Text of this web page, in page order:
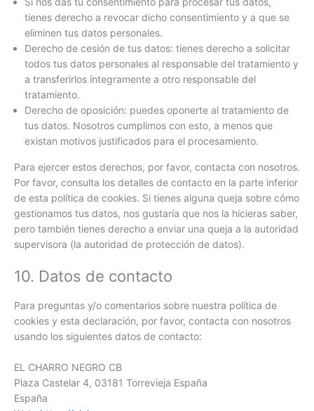
tienes derecho a revocar dicho consentimiento y a que se
eliminen tus datos personales.
Derecho de cesión de tus datos: tienes derecho a solicitar
todos tus datos personales al responsable del tratamiento y
a transferirlos íntegramente a otro responsable del
tratamiento.
Derecho de oposición: puedes oponerte al tratamiento de
tus datos. Nosotros cumplimos con esto, a menos que
existan motivos justificados para el procesamiento.
Para ejercer estos derechos, por favor, contacta con nosotros.
Por favor, consulta los detalles de contacto en la parte inferior
de esta política de cookies. Si tienes alguna queja sobre cómo
gestionamos tus datos, nos gustaría que nos la hicieras saber,
pero también tienes derecho a enviar una queja a la autoridad
supervisora (la autoridad de protección de datos).
10. Datos de contacto
Para preguntas y/o comentarios sobre nuestra política de
cookies y esta declaración, por favor, contacta con nosotros
usando los siguientes datos de contacto:
EL CHARRO NEGRO CB
Plaza Castelar 4, 03181 Torrevieja España
España